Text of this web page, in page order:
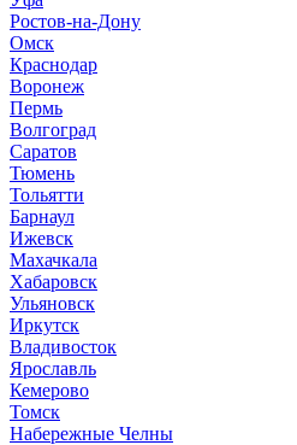
Ростов-на-Дону
Омск
Краснодар
Воронеж
Пермь
Волгоград
Саратов
Тюмень
Тольятти
Барнаул
Ижевск
Махачкала
Хабаровск
Ульяновск
Иркутск
Владивосток
Ярославль
Кемерово
Томск
Набережные Челны